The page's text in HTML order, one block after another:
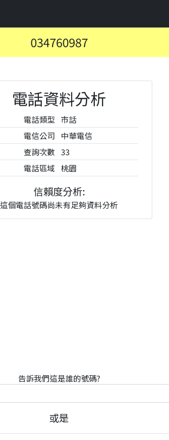
034760987
電話資料分析
電話類型 市話
電信公司 中華電信
查詢次數 33
電話區域 桃園
信賴度分析:
這個電話號碼尚未有足夠資料分析
告訴我們這是誰的號碼?
或是